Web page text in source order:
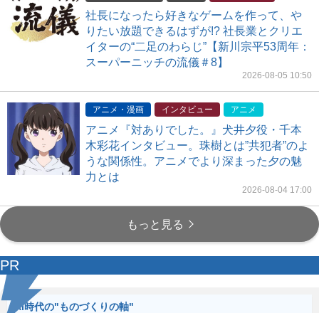
社長になったら好きなゲームを作って、や
りたい放題できるはずが!? 社長業とクリエ
イターの“二足のわらじ”【新川宗平53周年：
スーパーニッチの流儀＃8】
2026-08-05 10:50
アニメ・漫画 インタビュー アニメ
アニメ『対ありでした。』犬井夕役・千本
木彩花インタビュー。珠樹とは”共犯者”のよ
うな関係性。アニメでより深まった夕の魅
力とは
2026-08-04 17:00
もっと見る
PR
AI時代の"ものづくりの軸"